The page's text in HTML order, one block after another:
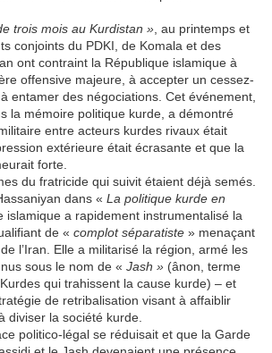
trois mois au Kurdistan » , au printemps et
conjoints du PDKI, de Komala et des
ont contraint la République islamique à
offensive majeure, à accepter un cessez-
entamer des négociations. Cet événement,
la mémoire politique kurde, a démontré
entre acteurs kurdes rivaux était
extérieure était écrasante et que la
forte.
du fratricide qui suivit étaient déjà semés.
dans « La politique kurde en
islamique a rapidement instrumentalisé la
de « complot séparatiste » menaçant
l’Iran. Elle a militarisé la région, armé les
sous le nom de « Jash » (ânon, terme
qui trahissent la cause kurde) – et
de retribalisation visant à affaiblir
diviser la société kurde.
politico-légal se réduisait et que la Garde